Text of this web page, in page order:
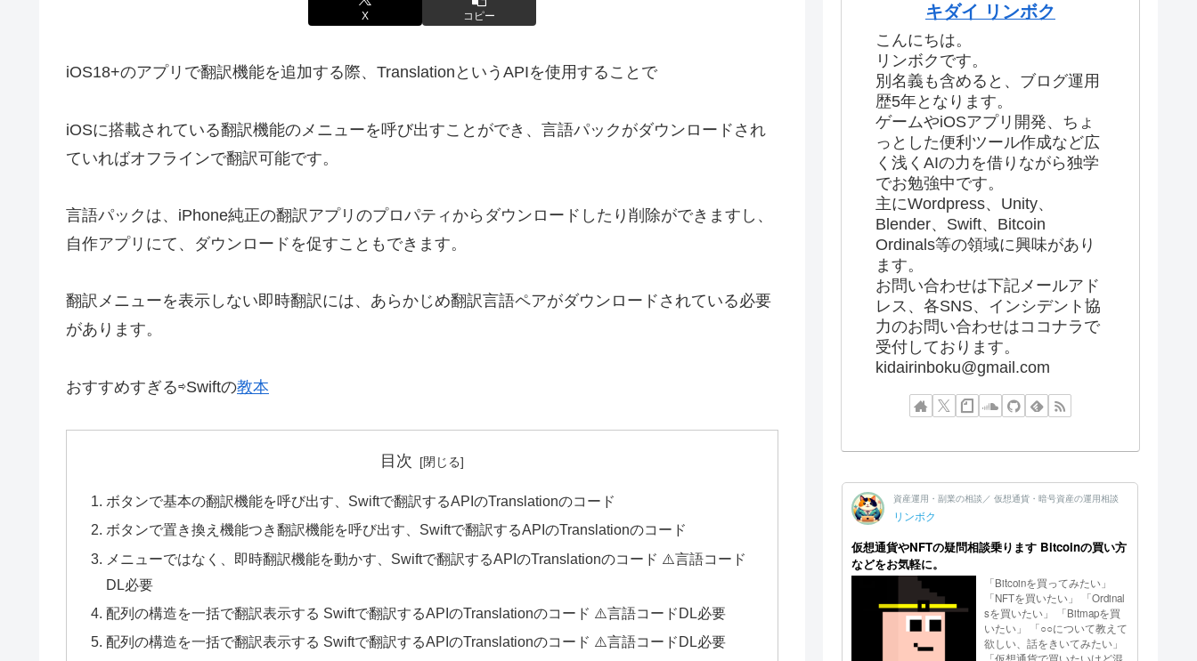
X コピー
iOS18+のアプリで翻訳機能を追加する際、TranslationというAPIを使用することで
iOSに搭載されている翻訳機能のメニューを呼び出すことができ、言語パックがダウンロードされ
ていればオフラインで翻訳可能です。
言語パックは、iPhone純正の翻訳アプリのプロパティからダウンロードしたり削除ができますし、
自作アプリにて、ダウンロードを促すこともできます。
翻訳メニューを表示しない即時翻訳には、あらかじめ翻訳言語ペアがダウンロードされている必要
があります。
おすすめすぎる⇨Swiftの教本
目次
ボタンで基本の翻訳機能を呼び出す、Swiftで翻訳するAPIのTranslationのコード
ボタンで置き換え機能つき翻訳機能を呼び出す、Swiftで翻訳するAPIのTranslationのコード
メニューではなく、即時翻訳機能を動かす、Swiftで翻訳するAPIのTranslationのコード ⚠️言語コード
DL必要
配列の構造を一括で翻訳表示する Swiftで翻訳するAPIのTranslationのコード ⚠️言語コードDL必要
配列の構造を一括で翻訳表示する Swiftで翻訳するAPIのTranslationのコード ⚠️言語コードDL必要
キダイ リンボク
こんにちは。
リンボクです。
別名義も含めると、ブログ運用
歴5年となります。
ゲームやiOSアプリ開発、ちょ
っとした便利ツール作成など広
く浅くAIの力を借りながら独学
でお勉強中です。
主にWordpress、Unity、
Blender、Swift、Bitcoin
Ordinals等の領域に興味があり
ます。
お問い合わせは下記メールアド
レス、各SNS、インシデント協
力のお問い合わせはココナラで
受付しております。
kidairinboku@gmail.com